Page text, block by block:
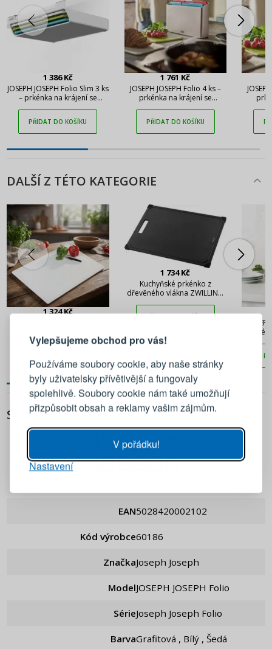
Vylepšujeme obchod pro vás!
Používáme soubory cookie, aby naše stránky
byly uživatelsky přívětivější a fungovaly
spolehlivě. Soubory cookie nám také umožňují
přizpůsobit obsah a reklamy vašim zájmům.
V pořádku!
Nastavení
1 386 Kč
JOSEPH JOSEPH Folio Slim 3 ks
– prkénka na krájení se
PŘIDAT DO KOŠÍKU
1 761 Kč
JOSEPH JOSEPH Folio 4 ks –
prkénka na krájení se
PŘIDAT DO KOŠÍKU
DALŠÍ Z TÉTO KATEGORIE
1 324 Kč
1 734 Kč
Kuchyňské prkénko z
dřevěného vlákna ZWILLING
PŘIDAT DO KOŠÍKU
zelené
SPECIFIKACE
EAN 5028420002102
Kód výrobce 60186
Značka Joseph Joseph
Model JOSEPH JOSEPH Folio
Série Joseph Joseph Folio
Barva Grafitová , Bílý , Šedá
PŘIHLÁŠENÍ REGISTRACE
Přihlaste se ke svému účtu
Emailová adresa
PŘIHLÁSIT SE